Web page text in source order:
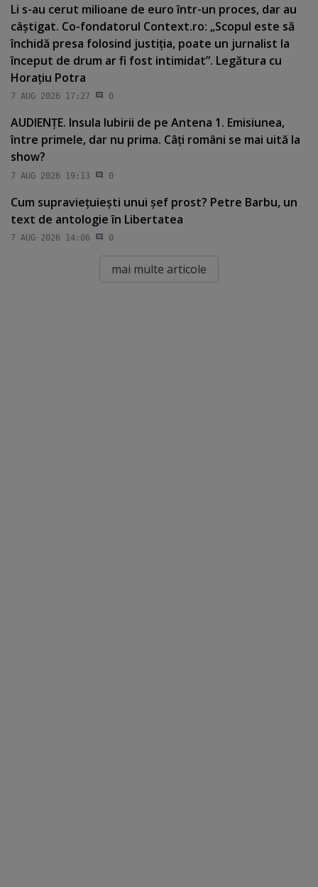
Li s-au cerut milioane de euro într-un proces, dar au
câştigat. Co-fondatorul Context.ro: „Scopul este să
închidă presa folosind justiţia, poate un jurnalist la
început de drum ar fi fost intimidat”. Legătura cu
Horaţiu Potra
7 AUG 2026 17:27 0
AUDIENŢE. Insula Iubirii de pe Antena 1. Emisiunea,
între primele, dar nu prima. Câţi români se mai uită la
show?
7 AUG 2026 19:13 0
Cum supravieţuieşti unui şef prost? Petre Barbu, un
text de antologie în Libertatea
7 AUG 2026 14:06 0
mai multe articole